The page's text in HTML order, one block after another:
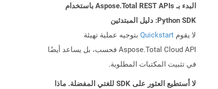
البدء بـ Aspose.Total REST APIs باستخدام
Python SDK: دليل المبتدئين
لا يقوم Quickstart بتوجيه عملية تهيئة
Aspose.Total Cloud API فحسب، بل يساعد أيضًا
في تثبيت المكتبات المطلوبة.
لا أستطيع العثور على SDK للغتي المفضلة. ماذا